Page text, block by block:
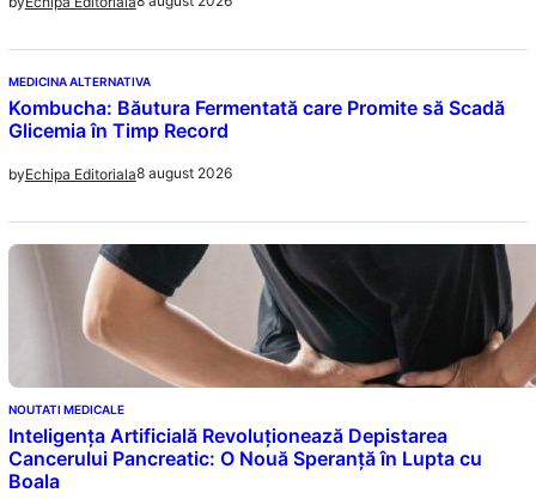
MEDICINA ALTERNATIVA
Kombucha: Băutura Fermentată care Promite să Scadă
Glicemia în Timp Record
byEchipa Editoriala8 august 2026
NOUTATI MEDICALE
Inteligența Artificială Revoluționează Depistarea
Cancerului Pancreatic: O Nouă Speranță în Lupta cu
Boala